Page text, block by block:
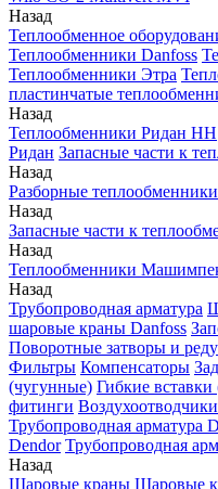
Назад
Теплообменное
Теплообменники Danfoss
Теплообменники Этра
пластинчатые
Назад
Теплообменники Ридан НН
Ридан Запасные части к
Назад
Разборные
Назад
Запасные части к
Назад
Теплообменники
Назад
Трубопроводная арматура
шаровые краны Danfoss
Поворотные затворы и
Фильтры Компенсаторы
(чугунные) Гибкие
фитинги Воздухоотводчики
Трубопроводная арматура
Dendor Трубопроводная
Назад
Шаровые краны Шаровые